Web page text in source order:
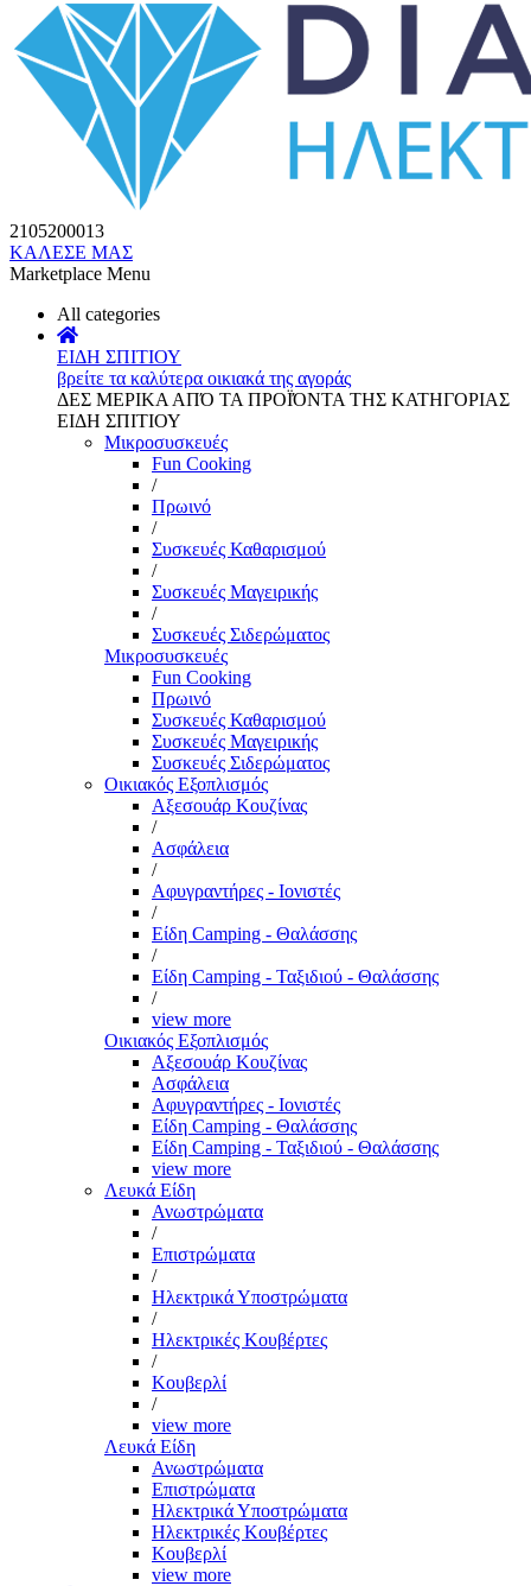
2105200013
ΚΑΛΕΣΕ ΜΑΣ
Marketplace Menu
All categories
ΕΙΔΗ ΣΠΙΤΙΟΥ
βρείτε τα καλύτερα οικιακά της αγοράς
ΔΕΣ ΜΕΡΙΚΑ ΑΠΌ ΤΑ ΠΡΟΪΌΝΤΑ ΤΗΣ ΚΑΤΗΓΟΡΙΑΣ
ΕΙΔΗ ΣΠΙΤΙΟΥ
Μικροσυσκευές
Fun Cooking
/
Πρωινό
/
Συσκευές Καθαρισμού
/
Συσκευές Μαγειρικής
/
Συσκευές Σιδερώματος
Μικροσυσκευές
Fun Cooking
Πρωινό
Συσκευές Καθαρισμού
Συσκευές Μαγειρικής
Συσκευές Σιδερώματος
Οικιακός Εξοπλισμός
Αξεσουάρ Κουζίνας
/
Ασφάλεια
/
Αφυγραντήρες - Ιονιστές
/
Είδη Camping - Θαλάσσης
/
Είδη Camping - Ταξιδιού - Θαλάσσης
/
view more
Οικιακός Εξοπλισμός
Αξεσουάρ Κουζίνας
Ασφάλεια
Αφυγραντήρες - Ιονιστές
Είδη Camping - Θαλάσσης
Είδη Camping - Ταξιδιού - Θαλάσσης
view more
Λευκά Είδη
Ανωστρώματα
/
Επιστρώματα
/
Ηλεκτρικά Υποστρώματα
/
Ηλεκτρικές Κουβέρτες
/
Κουβερλί
/
view more
Λευκά Είδη
Ανωστρώματα
Επιστρώματα
Ηλεκτρικά Υποστρώματα
Ηλεκτρικές Κουβέρτες
Κουβερλί
view more